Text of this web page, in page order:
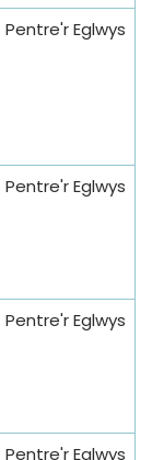
Pentre'r Eglwys
Pentre'r Eglwys
Pentre'r Eglwys
Pentre'r Eglwys